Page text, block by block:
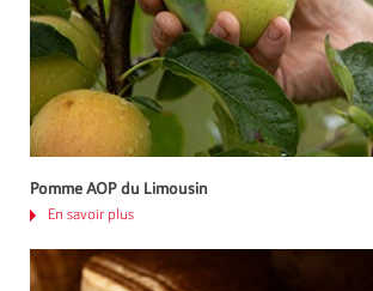
Pomme AOP du Limousin
En savoir plus